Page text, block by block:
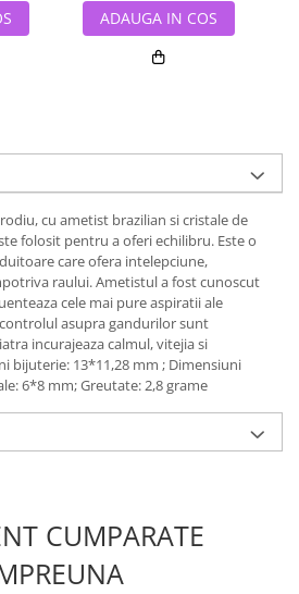
ADAUGA IN COS
cu ametist brazilian si cristale de
folosit pentru a oferi echilibru. Este o
care ofera intelepciune,
raului. Ametistul a fost cunoscut
cele mai pure aspiratii ale
asupra gandurilor sunt
incurajeaza calmul, vitejia si
bijuterie: 13*11,28 mm ; Dimensiuni
6*8 mm; Greutate: 2,8 grame
CUMPARATE